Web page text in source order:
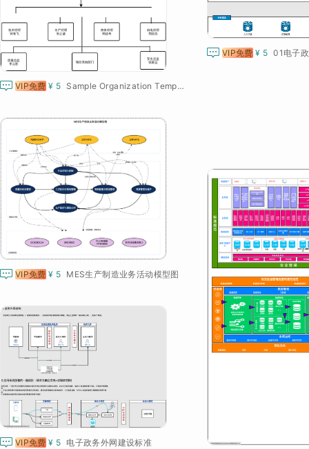
 VIP免费 ¥ 5 01电子
 VIP免费 ¥ 5 Sample Organization Template
 VIP免费 ¥ 5 MES生产制造业务活动模型图
 VIP免费 ¥ 5 电子政务外网建设标准